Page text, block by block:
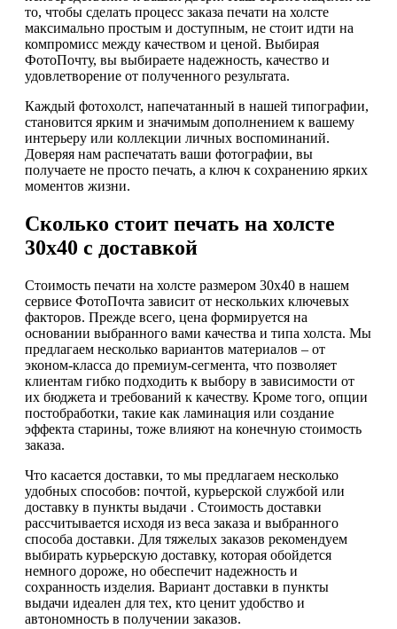
то, чтобы сделать процесс заказа печати на холсте
максимально простым и доступным, не стоит идти на
компромисс между качеством и ценой. Выбирая
ФотоПочту, вы выбираете надежность, качество и
удовлетворение от полученного результата.
Каждый фотохолст, напечатанный в нашей типографии,
становится ярким и значимым дополнением к вашему
интерьеру или коллекции личных воспоминаний.
Доверяя нам распечатать ваши фотографии, вы
получаете не просто печать, а ключ к сохранению ярких
моментов жизни.
Сколько стоит печать на холсте
30х40 с доставкой
Стоимость печати на холсте размером 30х40 в нашем
сервисе ФотоПочта зависит от нескольких ключевых
факторов. Прежде всего, цена формируется на
основании выбранного вами качества и типа холста. Мы
предлагаем несколько вариантов материалов – от
эконом-класса до премиум-сегмента, что позволяет
клиентам гибко подходить к выбору в зависимости от
их бюджета и требований к качеству. Кроме того, опции
постобработки, такие как ламинация или создание
эффекта старины, тоже влияют на конечную стоимость
заказа.
Что касается доставки, то мы предлагаем несколько
удобных способов: почтой, курьерской службой или
доставку в пункты выдачи . Стоимость доставки
рассчитывается исходя из веса заказа и выбранного
способа доставки. Для тяжелых заказов рекомендуем
выбирать курьерскую доставку, которая обойдется
немного дороже, но обеспечит надежность и
сохранность изделия. Вариант доставки в пункты
выдачи идеален для тех, кто ценит удобство и
автономность в получении заказов.